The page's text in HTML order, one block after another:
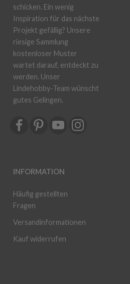
schicken. Ein wenig
Inspiration für das nächste
Projekt gefällig? Unsere
riesige Sammlung
kostenloser Muster
wartet darauf, entdeckt zu
werden. Unser
Lindehobby-Team wünscht
gutes Gelingen.
INFORMATION
Häufig gestellten
Fragen
Versandinformationen
Kauf widerrufen